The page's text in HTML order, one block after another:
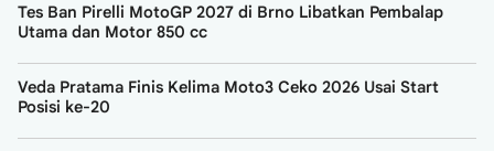
Tes Ban Pirelli MotoGP 2027 di Brno Libatkan Pembalap
Utama dan Motor 850 cc
Veda Pratama Finis Kelima Moto3 Ceko 2026 Usai Start
Posisi ke-20